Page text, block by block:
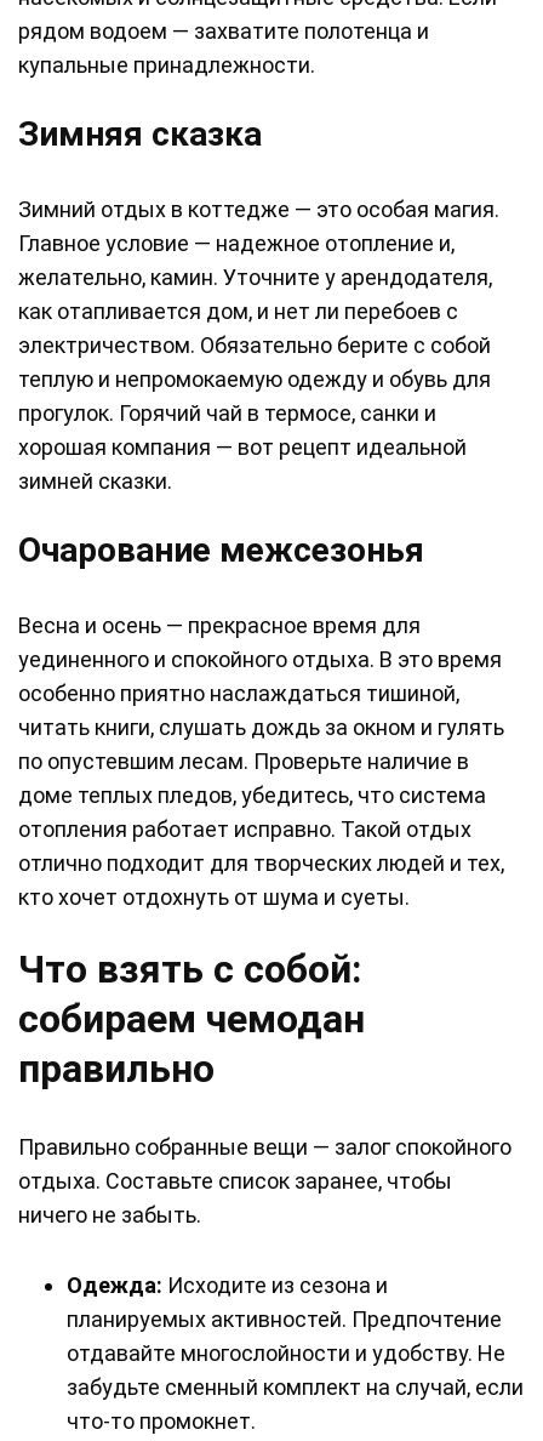
рядом водоем — захватите полотенца и
купальные принадлежности.
Зимняя сказка
Зимний отдых в коттедже — это особая магия.
Главное условие — надежное отопление и,
желательно, камин. Уточните у арендодателя,
как отапливается дом, и нет ли перебоев с
электричеством. Обязательно берите с собой
теплую и непромокаемую одежду и обувь для
прогулок. Горячий чай в термосе, санки и
хорошая компания — вот рецепт идеальной
зимней сказки.
Очарование межсезонья
Весна и осень — прекрасное время для
уединенного и спокойного отдыха. В это время
особенно приятно наслаждаться тишиной,
читать книги, слушать дождь за окном и гулять
по опустевшим лесам. Проверьте наличие в
доме теплых пледов, убедитесь, что система
отопления работает исправно. Такой отдых
отлично подходит для творческих людей и тех,
кто хочет отдохнуть от шума и суеты.
Что взять с собой:
собираем чемодан
правильно
Правильно собранные вещи — залог спокойного
отдыха. Составьте список заранее, чтобы
ничего не забыть.
Одежда: Исходите из сезона и
планируемых активностей. Предпочтение
отдавайте многослойности и удобству. Не
забудьте сменный комплект на случай, если
что-то промокнет.